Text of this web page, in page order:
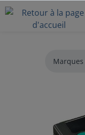
Marques